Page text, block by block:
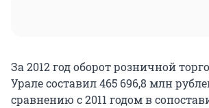
За 2012 год оборот розничной
Урале составил 465 696,8 млн
сравнению с 2011 годом в